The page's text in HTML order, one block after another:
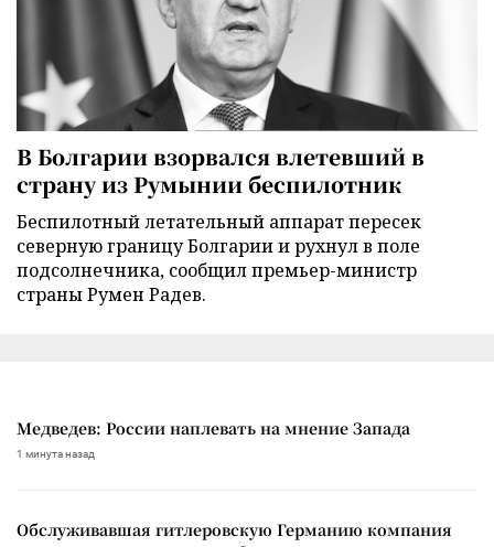
В Болгарии взорвался влетевший в
страну из Румынии беспилотник
Беспилотный летательный аппарат пересек
северную границу Болгарии и рухнул в поле
подсолнечника, сообщил премьер-министр
страны Румен Радев.
Медведев: России наплевать на мнение Запада
1 минута назад
Обслуживавшая гитлеровскую Германию компания